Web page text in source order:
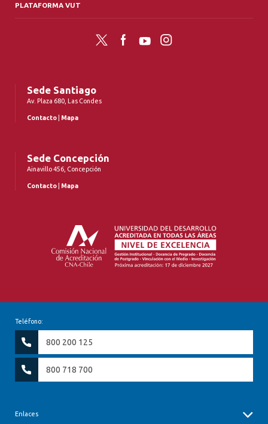
PLATAFORMA VUT
Twitter FacebookYouTubeInstagram
Sede Santiago
Av. Plaza 680, Las Condes
Contacto Mapa
Sede Concepción
Ainavillo 456, Concepción
Contacto Mapa
Teléfono:
800 200 125
800 718 700
Enlaces